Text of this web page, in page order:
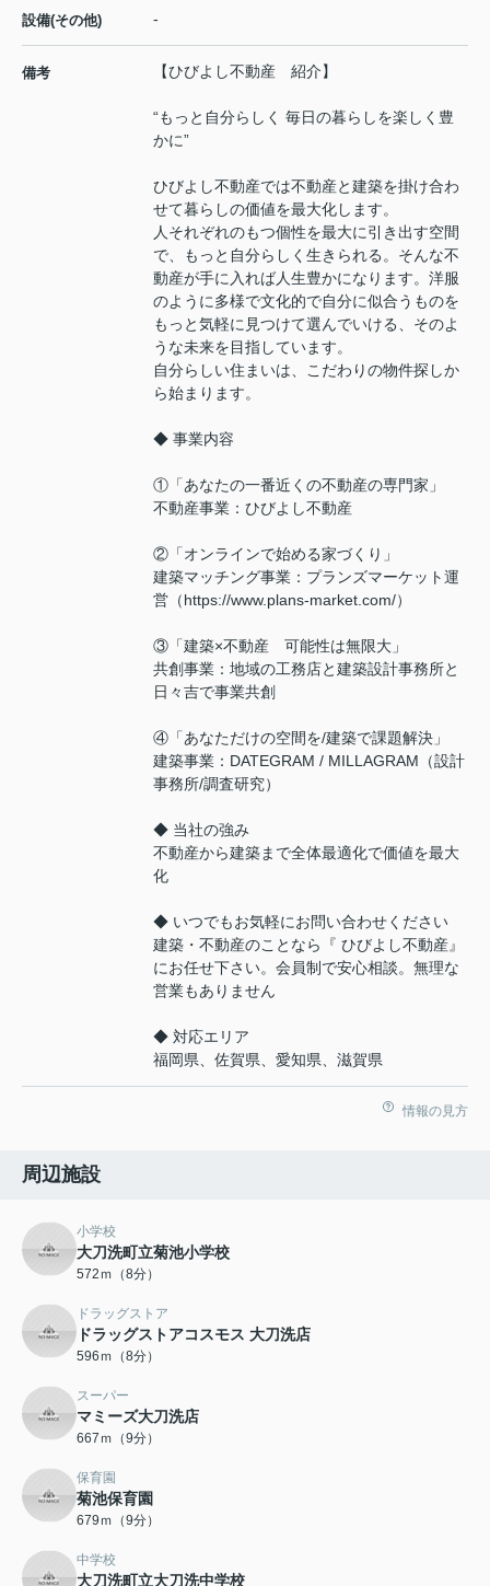
設備(その他) -
備考 【ひびよし不動産 紹介】
“もっと自分らしく 毎日の暮らしを楽しく豊
かに”
ひびよし不動産では不動産と建築を掛け合わ
せて暮らしの価値を最大化します。
人それぞれのもつ個性を最大に引き出す空間
で、もっと自分らしく生きられる。そんな不
動産が手に入れば人生豊かになります。洋服
のように多様で文化的で自分に似合うものを
もっと気軽に見つけて選んでいける、そのよ
うな未来を目指しています。
自分らしい住まいは、こだわりの物件探しか
ら始まります。
◆ 事業内容
①「あなたの一番近くの不動産の専門家」
不動産事業：ひびよし不動産
②「オンラインで始める家づくり」
建築マッチング事業：プランズマーケット運
営（https://www.plans-market.com/）
③「建築×不動産 可能性は無限大」
共創事業：地域の工務店と建築設計事務所と
日々吉で事業共創
④「あなただけの空間を/建築で課題解決」
建築事業：DATEGRAM / MILLAGRAM（設計
事務所/調査研究）
◆ 当社の強み
不動産から建築まで全体最適化で価値を最大
化
◆ いつでもお気軽にお問い合わせください
建築・不動産のことなら『 ひびよし不動産』
にお任せ下さい。会員制で安心相談。無理な
営業もありません
◆ 対応エリア
福岡県、佐賀県、愛知県、滋賀県
情報の見方
周辺施設
小学校
大刀洗町立菊池小学校
572ｍ（8分）
ドラッグストア
ドラッグストアコスモス 大刀洗店
596ｍ（8分）
スーパー
マミーズ大刀洗店
667ｍ（9分）
保育園
菊池保育園
679ｍ（9分）
中学校
大刀洗町立大刀洗中学校